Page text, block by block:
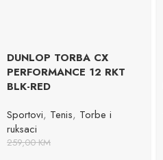
DUNLOP TORBA CX
PERFORMANCE 12 RKT
BLK-RED
Sportovi, Tenis, Torbe i
ruksaci
259,00KM